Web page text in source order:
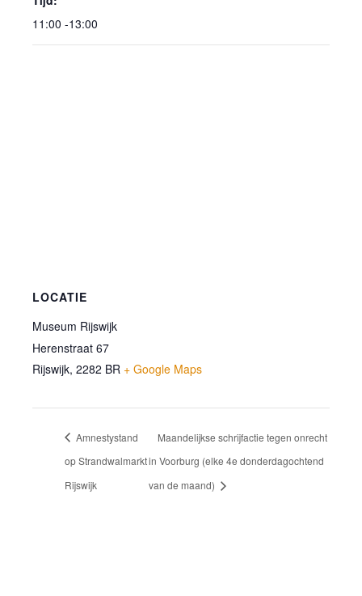
11:00 -13:00
LOCATIE
Museum Rijswijk
Herenstraat 67
Rijswijk, 2282 BR + Google Maps
Amnestystand
op Strandwalmarkt
Rijswijk
Maandelijkse schrijfactie tegen onrecht
in Voorburg (elke 4e donderdagochtend
van de maand)